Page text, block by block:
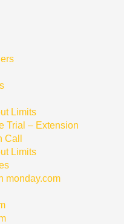
Limits
Trial – Extension
Limits
monday.com